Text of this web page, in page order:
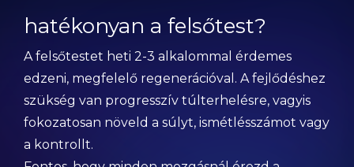
hatékonyan a felsőtest?
A felsőtestet heti 2-3 alkalommal érdemes
edzeni, megfelelő regenerációval. A fejlődéshez
szükség van progresszív túlterhelésre, vagyis
fokozatosan növeld a súlyt, ismétlésszámot vagy
a kontrollt.